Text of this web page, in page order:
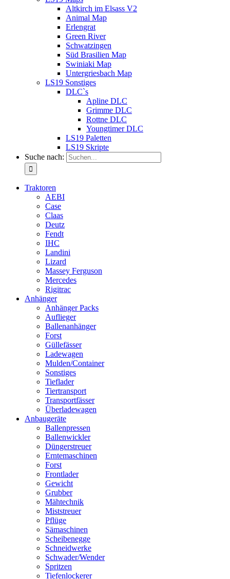
Altkirch im Elsass V2
Animal Map
Erlengrat
Green River
Schwatzingen
Süd Brasilien Map
Swiniaki Map
Untergriesbach Map
LS19 Sonstiges
DLC`s
Apline DLC
Grimme DLC
Rottne DLC
Youngtimer DLC
LS19 Paletten
LS19 Skripte
Suche nach:
Traktoren
AEBI
Case
Claas
Deutz
Fendt
IHC
Landini
Lizard
Massey Ferguson
Mercedes
Rigitrac
Anhänger
Anhänger Packs
Auflieger
Ballenanhänger
Forst
Güllefässer
Ladewagen
Mulden/Container
Sonstiges
Tieflader
Tiertransport
Transportfässer
Überladewagen
Anbaugeräte
Ballenpressen
Ballenwickler
Düngerstreuer
Erntemaschinen
Forst
Frontlader
Gewicht
Grubber
Mähtechnik
Miststreuer
Pflüge
Sämaschinen
Scheibenegge
Schneidwerke
Schwader/Wender
Spritzen
Tiefenlockerer